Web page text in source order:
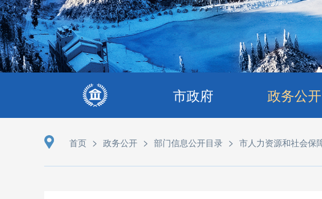
市政府 政务公开
首页 > 政务公开 > 部门信息公开目录 > 市人力资源和社会保